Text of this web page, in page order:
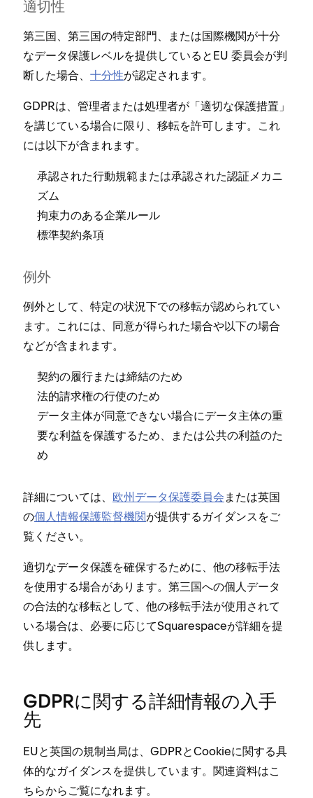
適切性
第三国⁠、第三国の特定部門⁠、または国際機関が十分
なデ⁠ータ保護レベルを提供しているとEU 委員会が判
断した場合⁠、 十分性が認定されます⁠。
GDPRは⁠、管理者または処理者が「⁠適切な保護措置⁠」
を講じている場合に限り⁠、移転を許可します⁠。これ
には以下が含まれます⁠。
承認された行動規範または承認された認証メカニ
ズム
拘束力のある企業ル⁠ール
標準契約条項
例外
例外として⁠、特定の状況下での移転が認められてい
ます⁠。これには⁠、同意が得られた場合や以下の場合
などが含まれます⁠。
契約の履行または締結のため
法的請求権の行使のため
デ⁠ータ主体が同意できない場合にデ⁠ータ主体の重
要な利益を保護するため⁠、または公共の利益のた
め
詳細については⁠、 欧州デ⁠ータ保護委員会 または英国
の個人情報保護監督機関が提供するガイダンスをご
覧ください⁠。
適切なデ⁠ータ保護を確保するために⁠、他の移転手法
を使用する場合があります⁠。第三国への個人デ⁠ータ
の合法的な移転として⁠、他の移転手法が使用されて
いる場合は⁠、必要に応じてSquarespaceが詳細を提
供します⁠。
GDPRに関する詳細情報の入手
先
EUと英国の規制当局は⁠、GDPRとCookieに関する具
体的なガイダンスを提供しています⁠。関連資料はこ
ちらからご覧になれます⁠。